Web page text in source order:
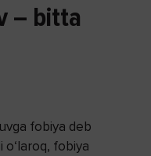
– bitta
fobiya deb
o‘laroq, fobiya